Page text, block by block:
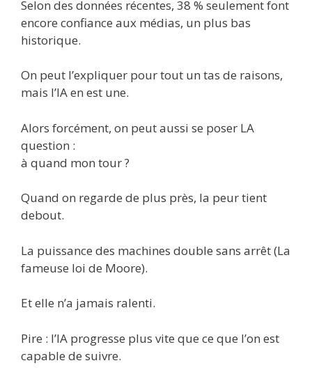
Selon des données récentes, 38 % seulement font
encore confiance aux médias, un plus bas
historique.
On peut l’expliquer pour tout un tas de raisons,
mais l’IA en est une.
Alors forcément, on peut aussi se poser LA
question :
à quand mon tour ?
Quand on regarde de plus près, la peur tient
debout.
La puissance des machines double sans arrêt (La
fameuse loi de Moore).
Et elle n’a jamais ralenti.
Pire : l’IA progresse plus vite que ce que l’on est
capable de suivre.